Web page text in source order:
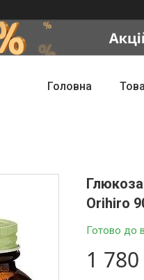
Головна
Orihiro
Готово до
1